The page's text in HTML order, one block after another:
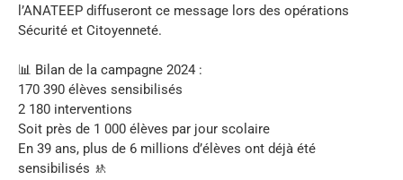
l’ANATEEP diffuseront ce message lors des opérations
Sécurité et Citoyenneté.
📊 Bilan de la campagne 2024 :
170 390 élèves sensibilisés
2 180 interventions
Soit près de 1 000 élèves par jour scolaire
En 39 ans, plus de 6 millions d’élèves ont déjà été
sensibilisés 🚸